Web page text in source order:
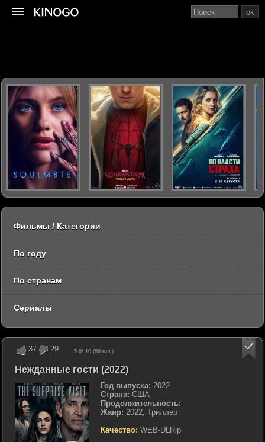
37 29 5.6/ 10 (66 гол.)
Нежданные гости (2022)
Год выпуска: 2022
Страна: США
Продолжительность:
Жанр: 2022, Триллер
Качество: WEB-DLRip
ok
Фильмы / Категории
По году
По странам
Сериалы